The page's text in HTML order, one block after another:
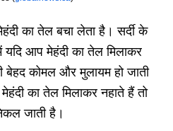
का तेल बचा लेता है। सर्दी के
यदि आप मेहंदी का तेल मिलाकर
कोमल और मुलायम हो जाती
का तेल मिलाकर नहाते हैं तो
जाती है।